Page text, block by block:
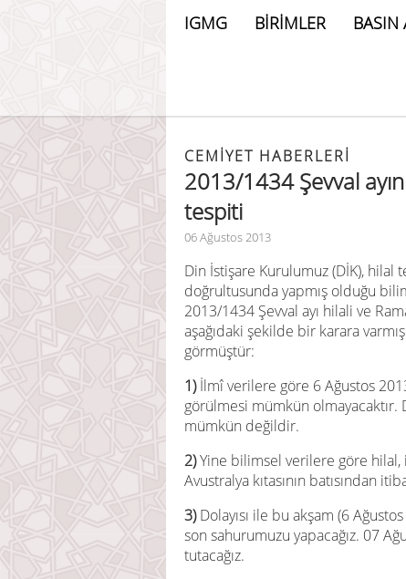
IGMG BİRİMLER BASIN
CEMIYET HABERLERI
2013/1434 Şevval
tespiti
06 Ağustos 2013
Din İstişare Kurulumuz (DİK), hilal
doğrultusunda yapmış olduğu
2013/1434 Şevval ayı hilali ve
aşağıdaki şekilde bir karara
görmüştür:
1)İlmî verilere göre 6 Ağustos
görülmesi mümkün olmayacaktır.
mümkün değildir.
2)Yine bilimsel verilere göre hilal,
Avustralya kıtasının batısından
3)Dolayısı ile bu akşam (6 Ağustos
son sahurumuzu yapacağız. 07
tutacağız.